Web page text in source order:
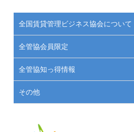
全国賃貸管理ビジネス協会について
全管協会員限定
全管協知っ得情報
その他